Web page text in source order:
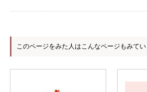
このページをみた人はこんなページもみてい